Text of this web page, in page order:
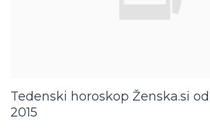
Tedenski horoskop Ženska.si od
2015